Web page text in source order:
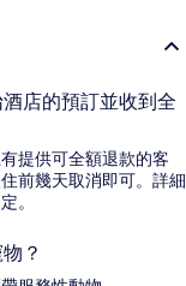
店的預訂並收到全
提供可全額退款的客
前幾天取消即可。詳細
。
？